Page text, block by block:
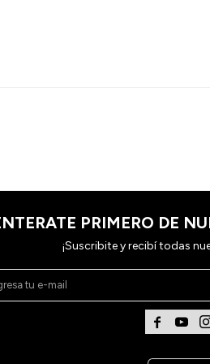
PRIMERO DE
¡Suscribite y recibí todas
 